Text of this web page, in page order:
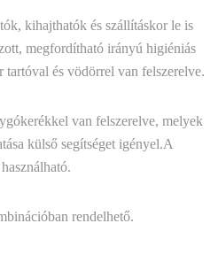
kihajthatók és szállításkor le is
megfordítható irányú higiéniás
tartóval és vödörrel van felszerelve.
van felszerelve, melyek
külső segítséget igényel.A
rendelhető.